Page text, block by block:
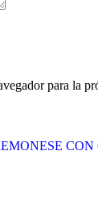
para la